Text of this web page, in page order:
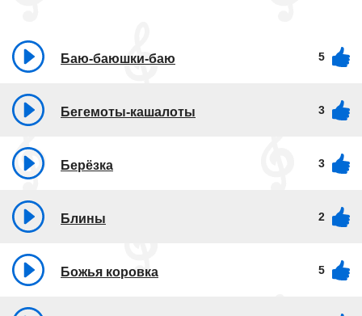
Баю-баюшки-баю 5
Бегемоты-кашалоты 3
Берёзка 3
Блины 2
Божья коровка 5